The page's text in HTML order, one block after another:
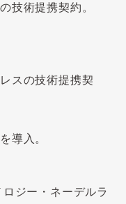
技術提携契約。
スの技術提携契
導入。
ジー・ネーデルラ